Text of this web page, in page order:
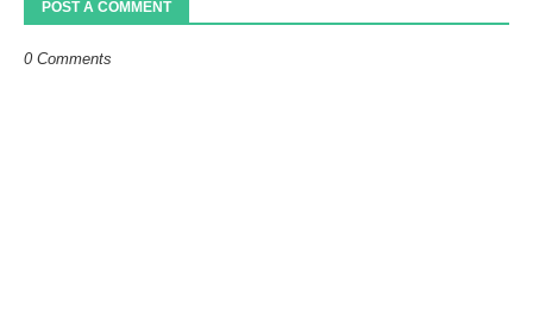
POST A COMMENT
0 Comments